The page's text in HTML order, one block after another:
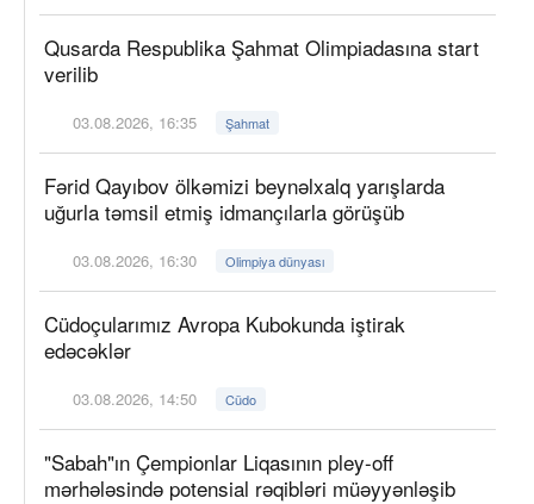
Qusarda Respublika Şahmat Olimpiadasına start
verilib
03.08.2026, 16:35 Şahmat
Fərid Qayıbov ölkəmizi beynəlxalq yarışlarda
uğurla təmsil etmiş idmançılarla görüşüb
03.08.2026, 16:30 Olimpiya dünyası
Cüdoçularımız Avropa Kubokunda iştirak
edəcəklər
03.08.2026, 14:50 Cüdo
"Sabah"ın Çempionlar Liqasının pley-off
mərhələsində potensial rəqibləri müəyyənləşib